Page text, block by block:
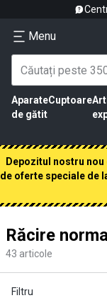
Menu
Aparate
de gătit
Cuptoare
Depozitul nostru
de oferte speciale de
Răcire
43 articole
Filtru